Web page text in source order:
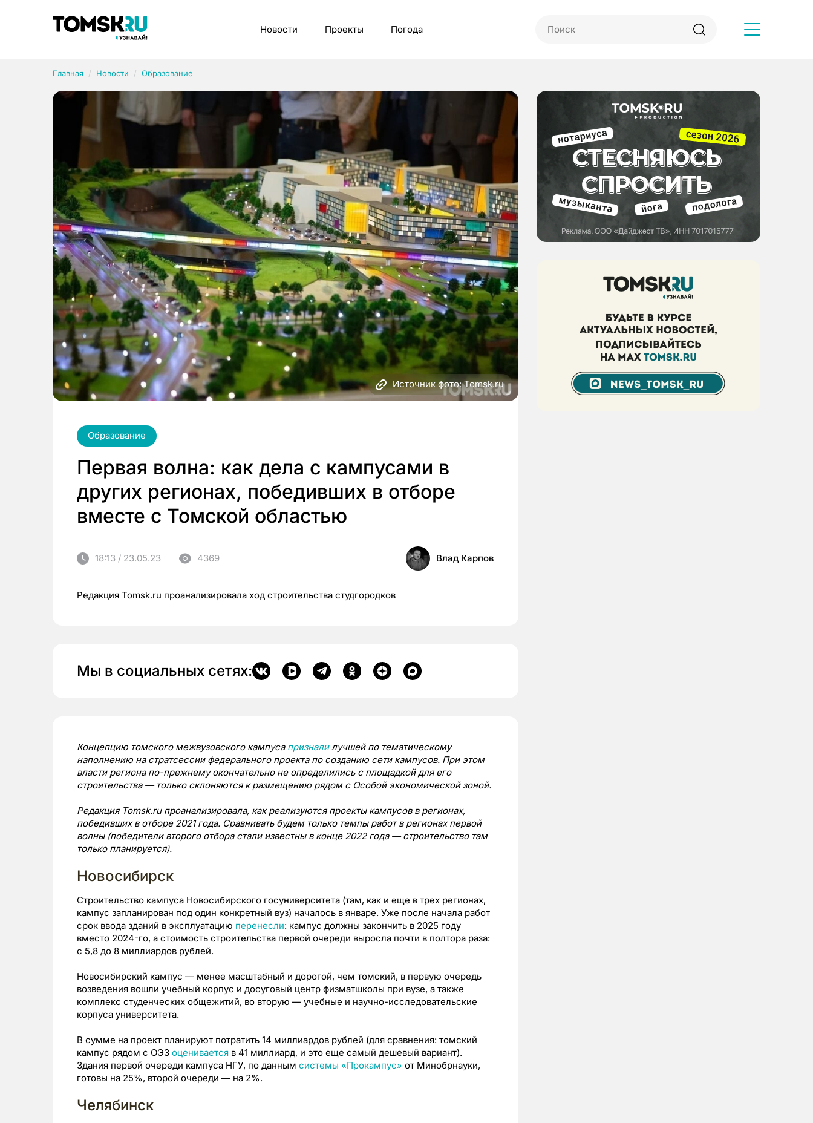
Новости Проекты Погода
Главная Новости Образование
Источник фото: Tomsk.ru
Образование
Первая волна: как дела с кампусами в
других регионах, победивших в отборе
вместе с Томской областью
18:13 / 23.05.23 4369 Влад Карпов
Редакция Tomsk.ru проанализировала ход строительства студгородков
Мы в социальных сетях:
Концепцию томского межвузовского кампуса призналилучшей по тематическому
наполнению на стратсессии федерального проекта по созданию сети кампусов. При этом
власти региона по-прежнему окончательно не определились с площадкой для его
строительства — только склоняются к размещению рядом с Особой экономической зоной.
Редакция Tomsk.ru проанализировала, как реализуются проекты кампусов в регионах,
победивших в отборе 2021 года. Сравнивать будем только темпы работ в регионах первой
волны (победители второго отбора стали известны в конце 2022 года — строительство там
только планируется).
Новосибирск
Строительство кампуса Новосибирского госуниверситета (там, как и еще в трех регионах,
кампус запланирован под один конкретный вуз) началось в январе. Уже после начала работ
срок ввода зданий в эксплуатацию перенесли: кампус должны закончить в 2025 году
вместо 2024-го, а стоимость строительства первой очереди выросла почти в полтора раза:
с 5,8 до 8 миллиардов рублей.
Новосибирский кампус — менее масштабный и дорогой, чем томский, в первую очередь
возведения вошли учебный корпус и досуговый центр физматшколы при вузе, а также
комплекс студенческих общежитий, во вторую — учебные и научно-исследовательские
корпуса университета.
В сумме на проект планируют потратить 14 миллиардов рублей (для сравнения: томский
кампус рядом с ОЭЗ оценивается в 41 миллиард, и это еще самый дешевый вариант).
Здания первой очереди кампуса НГУ, по данным системы «Прокампус» от Минобрнауки,
готовы на 25%, второй очереди — на 2%.
Челябинск
Рубрики